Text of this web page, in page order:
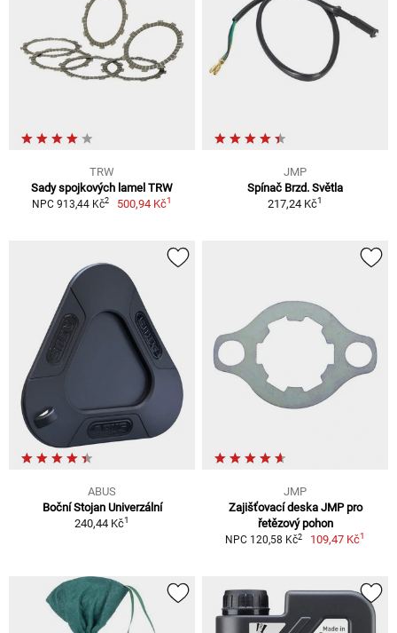
TRW
Sady spojkových lamel TRW
NPC 913,44 Kč2 500,94 Kč1
JMP
Spínač Brzd. Světla
217,24 Kč1
ABUS
Boční Stojan Univerzální
240,44 Kč1
JMP
Zajišťovací deska JMP pro
řetězový pohon
NPC 120,58 Kč2 109,47 Kč1